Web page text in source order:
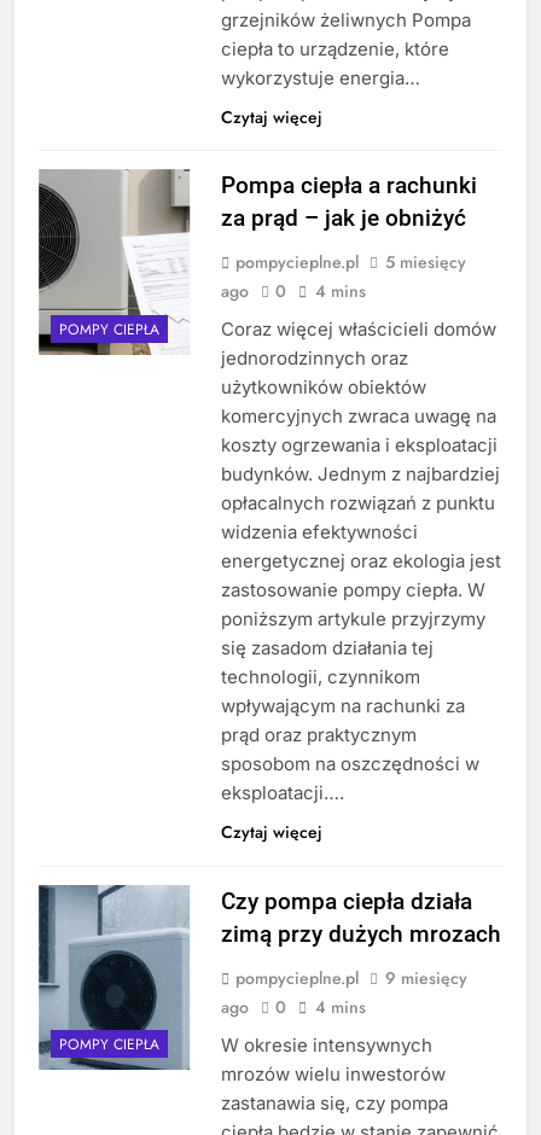
grzejników żeliwnych Pompa
ciepła to urządzenie, które
wykorzystuje energia…
Czytaj więcej
POMPY CIEPŁA
Pompa ciepła a rachunki
za prąd – jak je obniżyć
pompycieplne.pl
5 miesięcy
ago
0 4 mins
Coraz więcej właścicieli domów
jednorodzinnych oraz
użytkowników obiektów
komercyjnych zwraca uwagę na
koszty ogrzewania i eksploatacji
budynków. Jednym z najbardziej
opłacalnych rozwiązań z punktu
widzenia efektywności
energetycznej oraz ekologia jest
zastosowanie pompy ciepła. W
poniższym artykule przyjrzymy
się zasadom działania tej
technologii, czynnikom
wpływającym na rachunki za
prąd oraz praktycznym
sposobom na oszczędności w
eksploatacji….
Czytaj więcej
POMPY CIEPŁA
Czy pompa ciepła działa
zimą przy dużych mrozach
pompycieplne.pl
9 miesięcy
ago
0 4 mins
W okresie intensywnych
mrozów wielu inwestorów
zastanawia się, czy pompa